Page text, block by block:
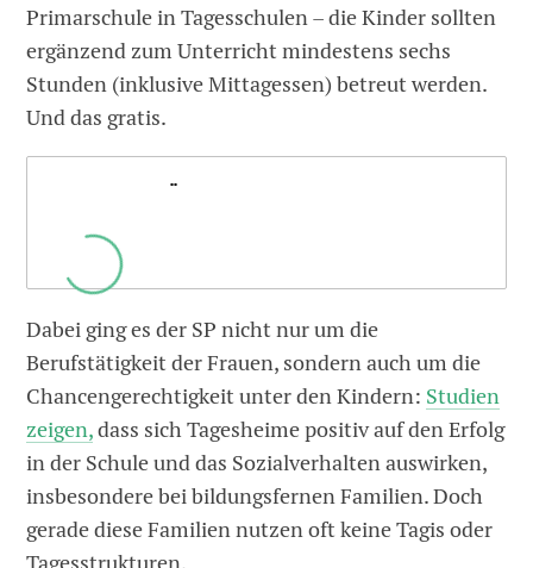
Primarschule in Tagesschulen – die Kinder sollten
ergänzend zum Unterricht mindestens sechs
Stunden (inklusive Mittagessen) betreut werden.
Und das gratis.
.
Dabei ging es der SP nicht nur um die
Berufstätigkeit der Frauen, sondern auch um die
Chancengerechtigkeit unter den Kindern: Studien
zeigen,dass sich Tagesheime positiv auf den Erfolg
in der Schule und das Sozialverhalten auswirken,
insbesondere bei bildungsfernen Familien. Doch
gerade diese Familien nutzen oft keine Tagis oder